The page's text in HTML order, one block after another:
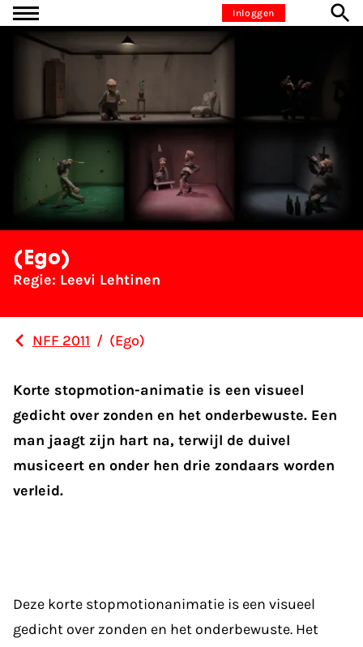
Ga naar inhoudInloggen
(Ego)
Regie: Leevi Lehtinen
NFF 2011 / (Ego)
Korte stopmotion-animatie is een visueel
gedicht over zonden en het onderbewuste. Een
man jaagt zijn hart na, terwijl de duivel
musiceert en onder hen drie zondaars worden
verleid.
Deze korte stopmotionanimatie is een visueel
gedicht over zonden en het onderbewuste. Het